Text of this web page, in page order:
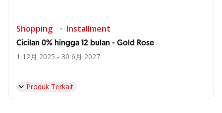
Shopping Installment
Cicilan 0% hingga 12 bulan - Gold Rose
1 12月 2025 - 30 6月 2027
Produk Terkait